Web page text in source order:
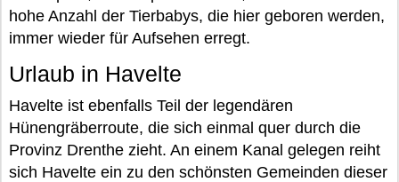
hohe Anzahl der Tierbabys, die hier geboren werden,
immer wieder für Aufsehen erregt.
Urlaub in Havelte
Havelte ist ebenfalls Teil der legendären
Hünengräberroute, die sich einmal quer durch die
Provinz Drenthe zieht. An einem Kanal gelegen reiht
sich Havelte ein zu den schönsten Gemeinden dieser